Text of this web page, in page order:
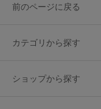
前のページに戻る
カテゴリから探す
ショップから探す